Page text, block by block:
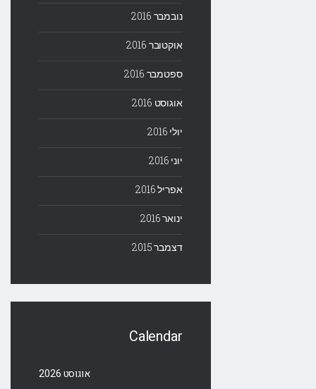
נובמבר 2016
אוקטובר 2016
ספטמבר 2016
אוגוסט 2016
יולי 2016
יוני 2016
אפריל 2016
ינואר 2016
דצמבר 2015
Calendar
אוגוסט 2026